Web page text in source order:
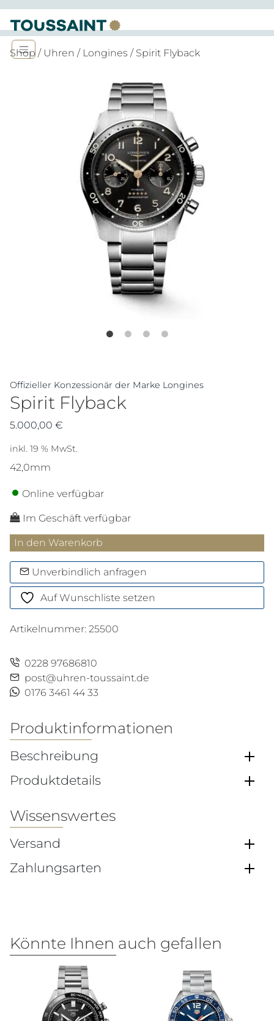
Shop / Uhren / Longines / Spirit Flyback
Offizieller Konzessionär der Marke Longines
Spirit Flyback
5.000,00 €
inkl. 19 % MwSt.
42,0mm
Online verfügbar
Im Geschäft verfügbar
Spirit
Flyback
Menge
In den Warenkorb
Unverbindlich anfragen
Auf Wunschliste setzen
Artikelnummer: 25500
0228 97686810
post@uhren-toussaint.de
0176 3461 44 33
Produktinformationen
Beschreibung
Produktdetails
Wissenswertes
Versand
Zahlungsarten
Könnte Ihnen auch gefallen